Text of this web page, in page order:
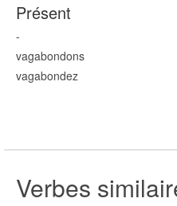
Présent
-
vagabondons
vagabondez
Verbes